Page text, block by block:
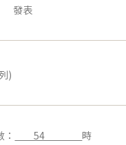
發表
)
54 時